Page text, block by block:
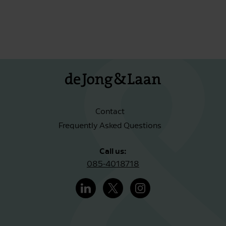
Contact
Frequently Asked Questions
Call us:
085-4018718